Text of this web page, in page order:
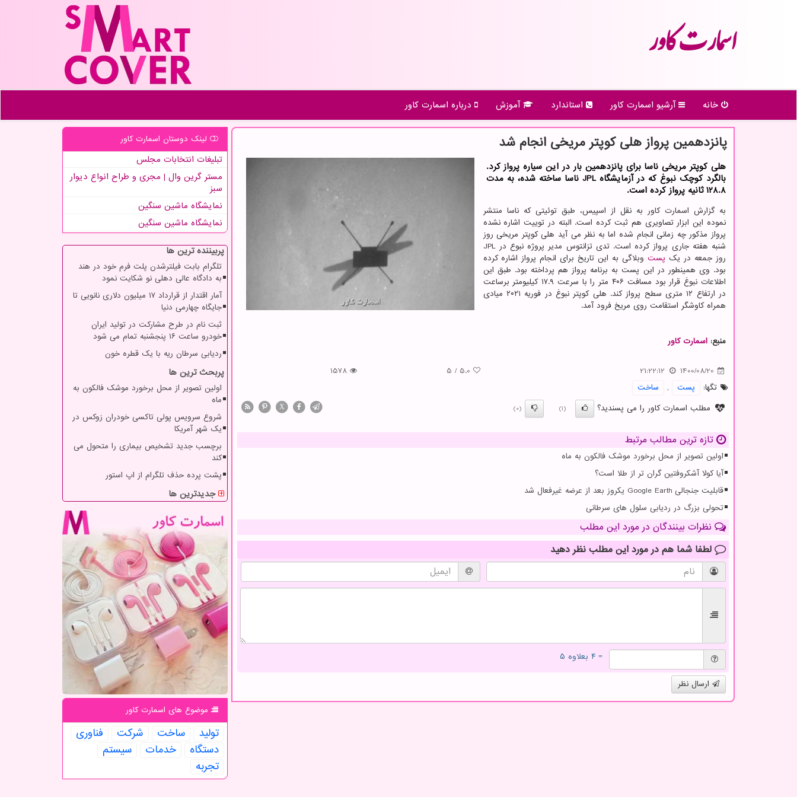
اسمارت كاور
خانه آرشیو اسمارت كاور استاندارد آموزش درباره اسمارت كاور
پانزدهمین پرواز هلی کوپتر مریخی انجام شد
هلی کوپتر مریخی ناسا برای پانزدهمین بار در این سیاره پرواز کرد.
بالگرد کوچک نبوغ که در آزمایشگاه JPL ناسا ساخته شده، به مدت
۱۲۸.۸ ثانیه پرواز کرده است.
به گزارش اسمارت کاور به نقل از اسپیس، طبق توئیتی که ناسا منتشر
نموده این ابزار تصاویری هم ثبت کرده است. البته در توییت اشاره نشده
پرواز مذکور چه زمانی انجام شده اما به نظر می آید هلی کوپتر مریخی روز
شنبه هفته جاری پرواز کرده است. تدی تزانتوس مدیر پروژه نبوع در JPL
روز جمعه در یک پستوبلاگی به این تاریخ برای انجام پرواز اشاره کرده
بود. وی همینطور در این پست به برنامه پرواز هم پرداخته بود. طبق این
اطلاعات نبوغ قرار بود مسافت ۴۰۶ متر را با سرعت ۱۷.۹ کیلیومتر برساعت
در ارتفاع ۱۲ متری سطح پرواز کند. هلی کوپتر نبوغ در فوریه ۲۰۲۱ میادی
همراه کاوشگر استقامت روی مریخ فرود آمد.
منبع: اسمارت كاور
1400/08/20
21:22:12
5.0
/
5
1578
تگها:
پست ,
ساخت
مطلب اسمارت کاور را می پسندید؟
(1)
(0)
X
تازه ترین مطالب مرتبط
اولین تصویر از محل برخورد موشک فالکون به ماه
آیا کولا آشکروفتین گران تر از طلا است؟
قابلیت جنجالی Google Earth یکروز بعد از عرضه غیرفعال شد
تحولی بزرگ در ردیابی سلول های سرطانی
نظرات بینندگان در مورد این مطلب
لطفا شما هم در مورد این مطلب نظر دهید
= ۴ بعلاوه ۵
ارسال نظر
لینک دوستان اسمارت كاور
تبلیغات انتخابات مجلس
مستر گرین وال | مجری و طراح انواع دیوار
سبز
نمایشگاه ماشین سنگین
نمایشگاه ماشین سنگین
پربیننده ترین ها
تلگرام بابت فیلترشدن پلت فرم خود در هند
به دادگاه عالی دهلی نو شکایت نمود
آمار اقتدار از قرارداد ۱۷ میلیون دلاری نانویی تا
جایگاه چهارمی دنیا
ثبت نام در طرح مشارکت در تولید ایران
خودرو ساعت ۱۶ پنجشنبه تمام می شود
ردیابی سرطان ریه با یک قطره خون
پربحث ترین ها
اولین تصویر از محل برخورد موشک فالکون به
ماه
شروع سرویس پولی تاکسی خودران زوکس در
یک شهر آمریکا
برچسب جدید تشخیص بیماری را متحول می
کند
پشت پرده حذف تلگرام از اپ استور
جدیدترین ها
موضوع های اسمارت كاور
تولید ساخت شركت
فناوری
دستگاه
خدمات
سیستم
تجربه